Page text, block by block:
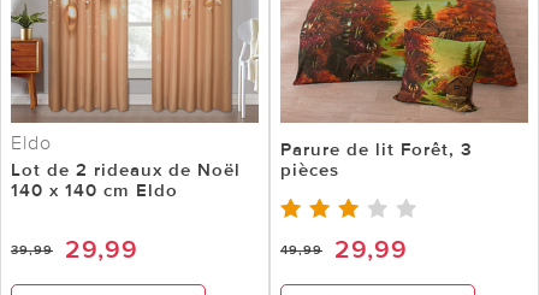
Eldo
Lot de 2 rideaux de Noël
140 x 140 cm Eldo
39,99 29,99
Parure de lit Forêt, 3
pièces
49,99 29,99